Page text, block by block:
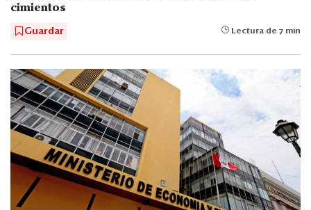
cimientos
Guardar Lectura de 7 min